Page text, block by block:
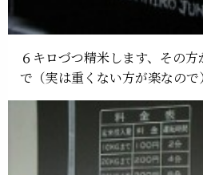
６キロづつ精米します、その
で（実は重くない方が楽なので）